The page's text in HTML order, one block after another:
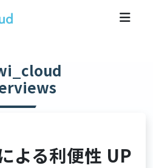
よる利便性 UP